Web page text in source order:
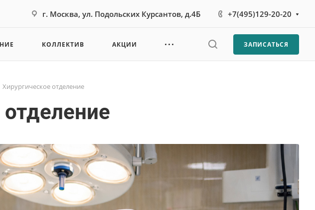
г. Москва, ул. Подольских Курсантов, д.4Б +7(495)129-20-20
КОЛЛЕКТИВ АКЦИИ ЗАПИСАТЬСЯ
Хирургическое отделение